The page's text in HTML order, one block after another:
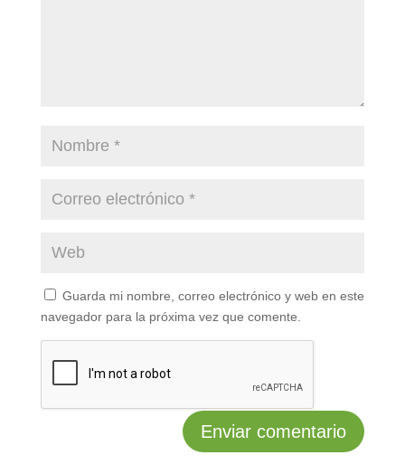
Guarda mi nombre, correo electrónico y web en este
navegador para la próxima vez que comente.